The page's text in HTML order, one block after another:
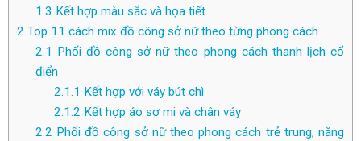
1.3 Kết hợp màu sắc và họa tiết
2 Top 11 cách mix đồ công sở nữ theo từng phong cách
2.1 Phối đồ công sở nữ theo phong cách thanh lịch cổ
điển
2.1.1 Kết hợp với váy bút chì
2.1.2 Kết hợp áo sơ mi và chân váy
2.2 Phối đồ công sở nữ theo phong cách trẻ trung, năng